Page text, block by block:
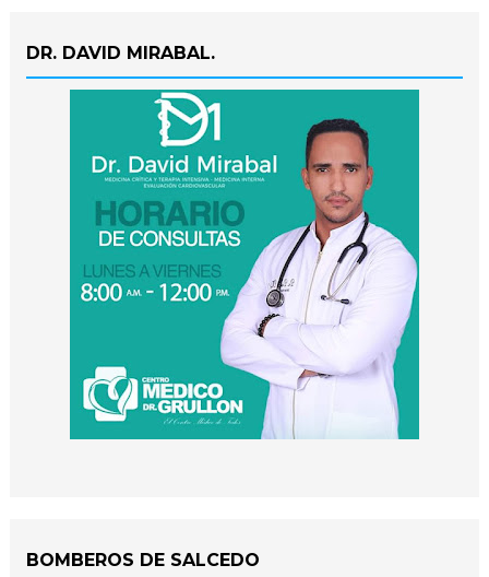
DR. DAVID MIRABAL.
BOMBEROS DE SALCEDO